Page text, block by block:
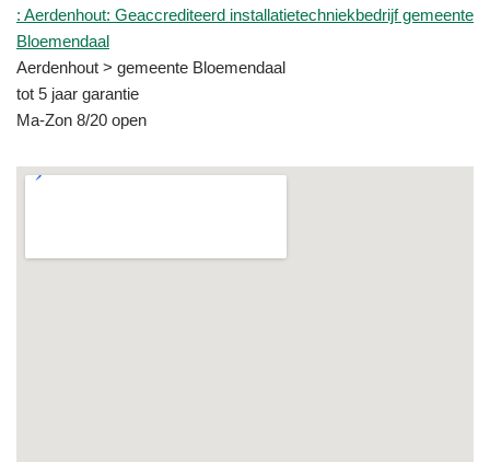
: Aerdenhout: Geaccrediteerd installatietechniekbedrijf gemeente
Bloemendaal
Aerdenhout > gemeente Bloemendaal
tot 5 jaar garantie
Ma-Zon 8/20 open